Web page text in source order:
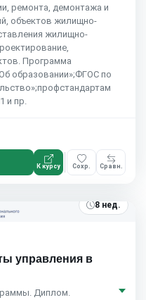
ремонта, демонтажа и
объектов жилищно-
жилищно-
Программа
образовании»;ФГОС по
и пр.
К курсу Сохр. Сравн.
8 нед.
управления в
Диплом.